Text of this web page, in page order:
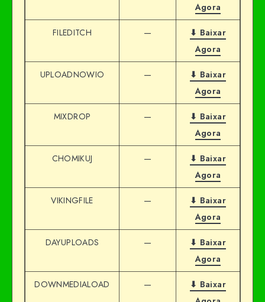
Agora
FILEDITCH —
⬇ Baixar
Agora
UPLOADNOWIO —
⬇ Baixar
Agora
MIXDROP —
⬇ Baixar
Agora
CHOMIKUJ —
⬇ Baixar
Agora
VIKINGFILE —
⬇ Baixar
Agora
DAYUPLOADS —
⬇ Baixar
Agora
DOWNMEDIALOAD —
⬇ Baixar